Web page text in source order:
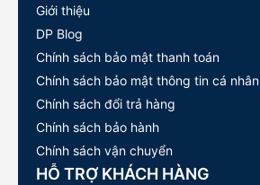
Giới thiệu
DP Blog
Chính sách bảo mật thanh toán
Chính sách bảo mật thông tin cá nhân
Chính sách đổi trả hàng
Chính sách bảo hành
Chính sách vận chuyển
HỖ TRỢ KHÁCH HÀNG